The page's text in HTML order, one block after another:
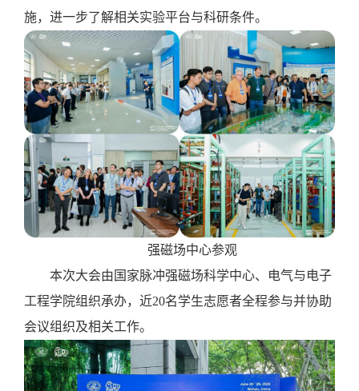
施，进一步了解相关实验平台与科研条件。
强磁场中心参观
本次大会由国家脉冲强磁场科学中心、电气与电子
工程学院组织承办，近20名学生志愿者全程参与并协助
会议组织及相关工作。